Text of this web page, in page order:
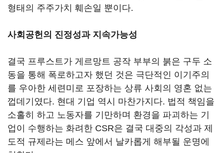
형태의 주주가치 훼손일 뿐이다.
사회공헌의 진정성과 지속가능성
결국 프루스트가 게르망트 공작 부부의 붉은 구두 소
동을 통해 폭로하고자 했던 것은 극단적인 이기주의
를 우아한 세련미로 포장하는 상류 사회의 영혼 없는
껍데기였다. 현대 기업 역시 마찬가지다. 법적 책임을
소홀히 하고 노동자를 기만하며 환경을 파괴하는 기
업이 수행하는 화려한 CSR은 결국 대중의 각성과 제
도적 규제라는 메스 앞에서 날카롭게 해부될 운명에